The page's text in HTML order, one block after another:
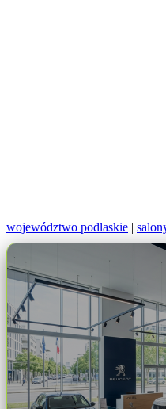
województwo podlaskie |